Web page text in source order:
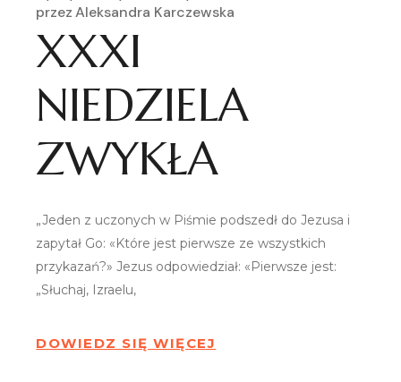
przez Aleksandra Karczewska
XXXI
NIEDZIELA
ZWYKŁA
„Jeden z uczonych w Piśmie podszedł do Jezusa i
zapytał Go: «Które jest pierwsze ze wszystkich
przykazań?» Jezus odpowiedział: «Pierwsze jest:
„Słuchaj, Izraelu,
DOWIEDZ SIĘ WIĘCEJ